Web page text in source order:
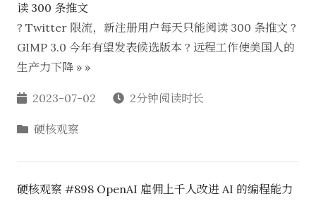
读 300 条推文
? Twitter 限流，新注册用户每天只能阅读 300 条推文 ?
GIMP 3.0 今年有望发表候选版本 ? 远程工作使美国人的
生产力下降 » »
2023-07-02 2分钟阅读时长
硬核观察
硬核观察 #898 OpenAI 雇佣上千人改进 AI 的编程能力